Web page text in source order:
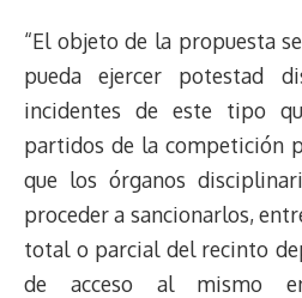
“El objeto de la propuesta
pueda ejercer potestad
incidentes de este tipo
partidos de la competición
que los órganos
proceder a sancionarlos,
total o parcial del recinto
de acceso al mismo